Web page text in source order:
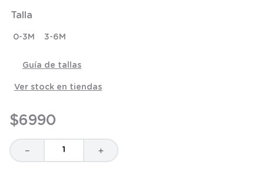
Talla
0-3M 3-6M
Guía de tallas
Ver stock en tiendas
$6990
＋
－
8.
9.
saco